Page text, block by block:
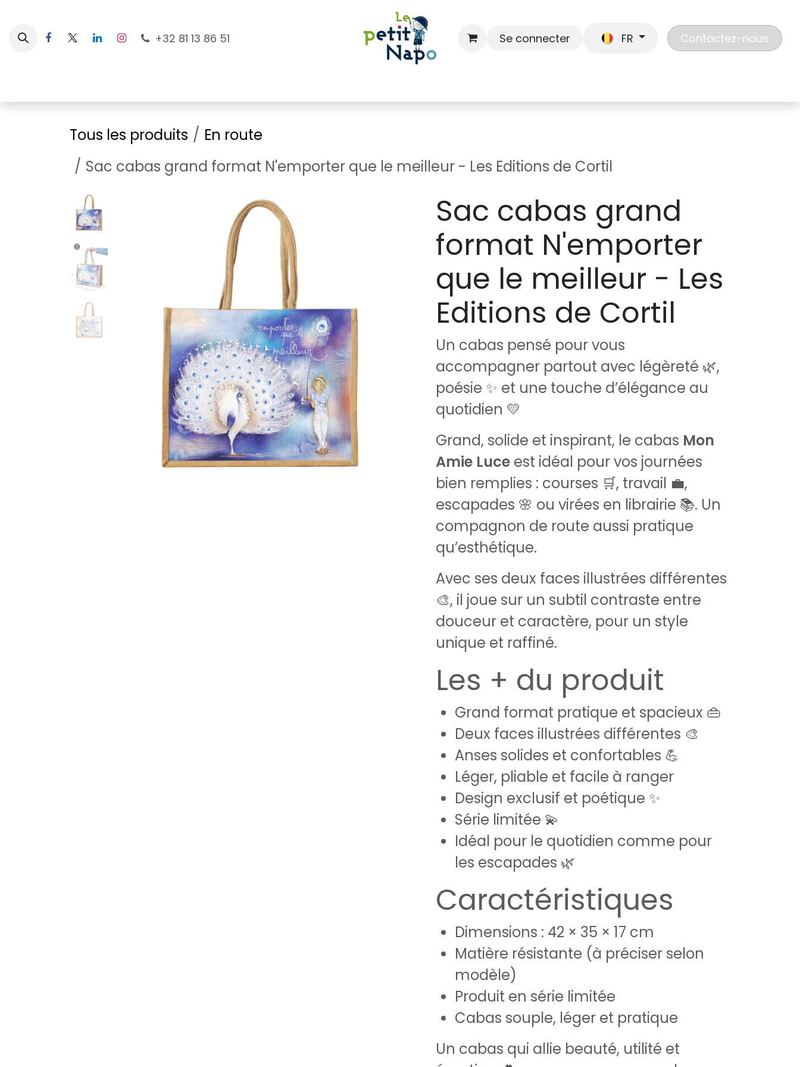
+32 81 13 86 51 Se connecter FR Contactez-nous
Tous les produits
En route
Sac cabas grand format N'emporter que le meilleur - Les Editions de Cortil
Sac cabas grand
format N'emporter
que le meilleur - Les
Editions de Cortil
Un cabas pensé pour vous
accompagner partout avec légèreté 🌿,
poésie ✨ et une touche d’élégance au
quotidien 💛
Grand, solide et inspirant, le cabas Mon
Amie Luce est idéal pour vos journées
bien remplies : courses 🛒, travail 💼,
escapades 🌸 ou virées en librairie 📚. Un
compagnon de route aussi pratique
qu’esthétique.
Avec ses deux faces illustrées différentes
🎨, il joue sur un subtil contraste entre
douceur et caractère, pour un style
unique et raffiné.
Les + du produit
Grand format pratique et spacieux 👜
Deux faces illustrées différentes 🎨
Anses solides et confortables 💪
Léger, pliable et facile à ranger
Design exclusif et poétique ✨
Série limitée 💫
Idéal pour le quotidien comme pour
les escapades 🌿
Caractéristiques
Dimensions : 42 × 35 × 17 cm
Matière résistante (à préciser selon
modèle)
Produit en série limitée
Cabas souple, léger et pratique
Un cabas qui allie beauté, utilité et